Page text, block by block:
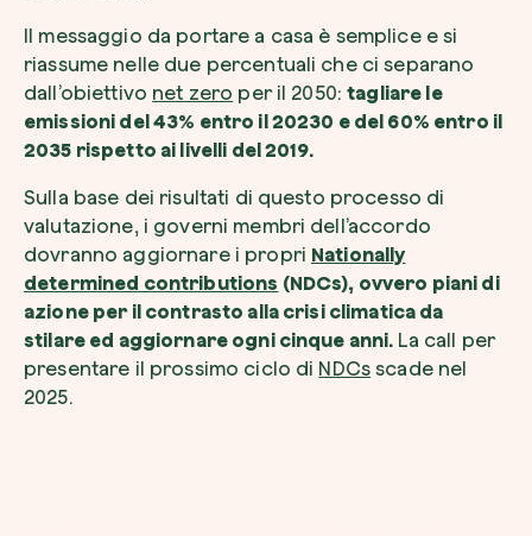
Il messaggio da portare a casa è semplice e si
riassume nelle due percentuali che ci separano
dall’obiettivo net zero per il 2050:tagliare le
emissioni del 43% entro il 20230 e del 60% entro il
2035 rispetto ai livelli del 2019.
Sulla base dei risultati di questo processo di
valutazione, i governi membri dell’accordo
dovranno aggiornare i propri Nationally
determined contributions (NDCs), ovvero piani di
azione per il contrasto alla crisi climatica da
stilare ed aggiornare ogni cinque anni. La call per
presentare il prossimo ciclo di NDCs scade nel
2025.